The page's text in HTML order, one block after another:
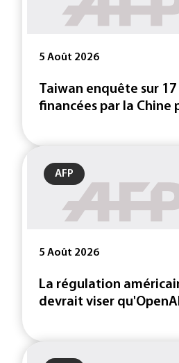
5 Août 2026
Taiwan enquête sur
financées par la Chine
AFP
5 Août 2026
La régulation
devrait viser